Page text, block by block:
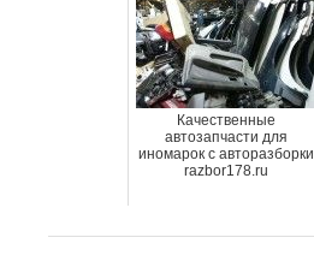
Качественные
автозапчасти для
иномарок с авторазборки
razbor178.ru